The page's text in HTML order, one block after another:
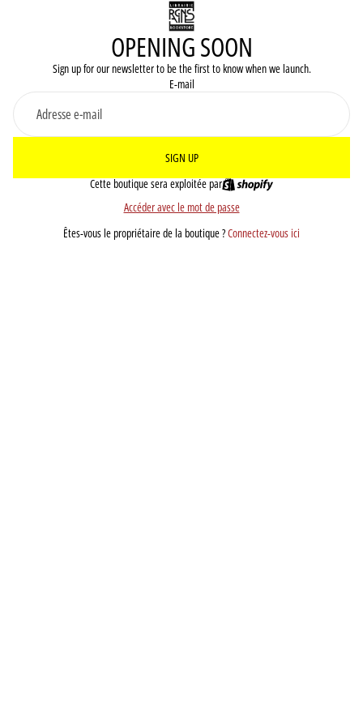
OPENING SOON
Sign up for our newsletter to be the first to know when we launch.
E-mail
SIGN UP
Cette boutique sera exploitée par
Accéder avec le mot de passe
Êtes-vous le propriétaire de la boutique ?Connectez-vous ici